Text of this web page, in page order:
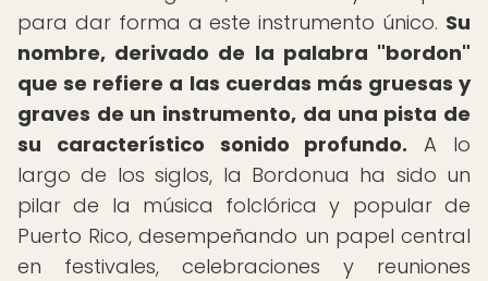
para dar forma a este instrumento único. Su
nombre, derivado de la palabra "bordon"
que se refiere a las cuerdas más gruesas y
graves de un instrumento, da una pista de
su característico sonido profundo. A lo
largo de los siglos, la Bordonua ha sido un
pilar de la música folclórica y popular de
Puerto Rico, desempeñando un papel central
en festivales, celebraciones y reuniones